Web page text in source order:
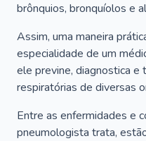
brônquios, bronquíolos e
Assim, uma maneira
especialidade de um
ele previne, diagnostica e
respiratórias de diversas
Entre as enfermidades e
pneumologista trata,